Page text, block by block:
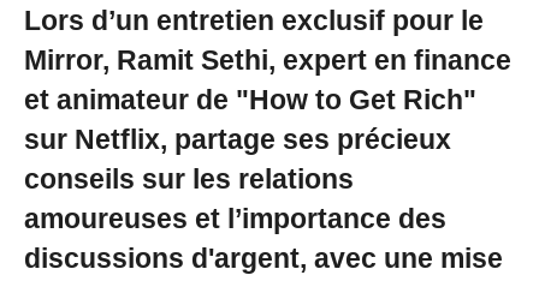
Lors d’un entretien exclusif pour le
Mirror, Ramit Sethi, expert en finance
et animateur de "How to Get Rich"
sur Netflix, partage ses précieux
conseils sur les relations
amoureuses et l’importance des
discussions d'argent, avec une mise